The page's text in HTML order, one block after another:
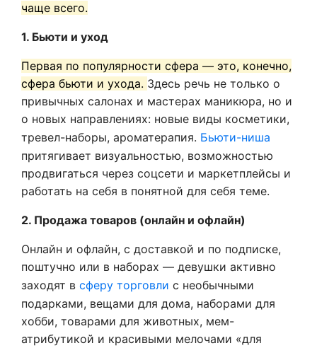
чаще всего.
1. Бьюти и уход
Первая по популярности сфера — это, конечно,
сфера бьюти и ухода. Здесь речь не только о
привычных салонах и мастерах маникюра, но и
о новых направлениях: новые виды косметики,
тревел-наборы, ароматерапия. Бьюти-ниша
притягивает визуальностью, возможностью
продвигаться через соцсети и маркетплейсы и
работать на себя в понятной для себя теме.
2. Продажа товаров (онлайн и офлайн)
Онлайн и офлайн, с доставкой и по подписке,
поштучно или в наборах — девушки активно
заходят в сферу торговли с необычными
подарками, вещами для дома, наборами для
хобби, товарами для животных, мем-
атрибутикой и красивыми мелочами «для